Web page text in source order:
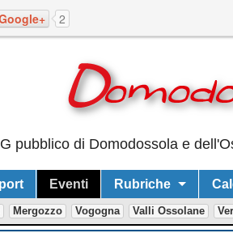
2
pubblico di Domodossola e
Eventi Rubriche
Mergozzo Vogogna Valli Ossolane